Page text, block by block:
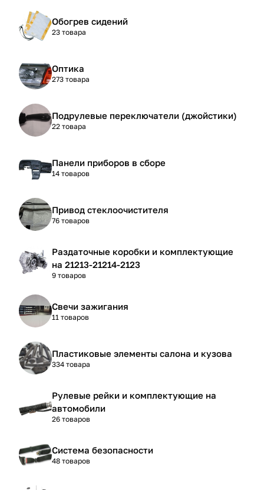
Обогрев сидений
23 товара
Оптика
273 товара
Подрулевые переключатели (джойстики)
22 товара
Панели приборов в сборе
14 товаров
Привод стеклоочистителя
76 товаров
Раздаточные коробки и комплектующие
на 21213-21214-2123
9 товаров
Свечи зажигания
11 товаров
Пластиковые элементы салона и кузова
334 товара
Рулевые рейки и комплектующие на
автомобили
26 товаров
Система безопасности
48 товаров